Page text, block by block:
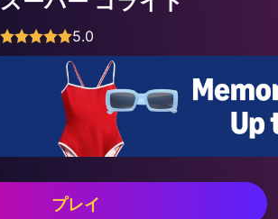
5.0
プレイ